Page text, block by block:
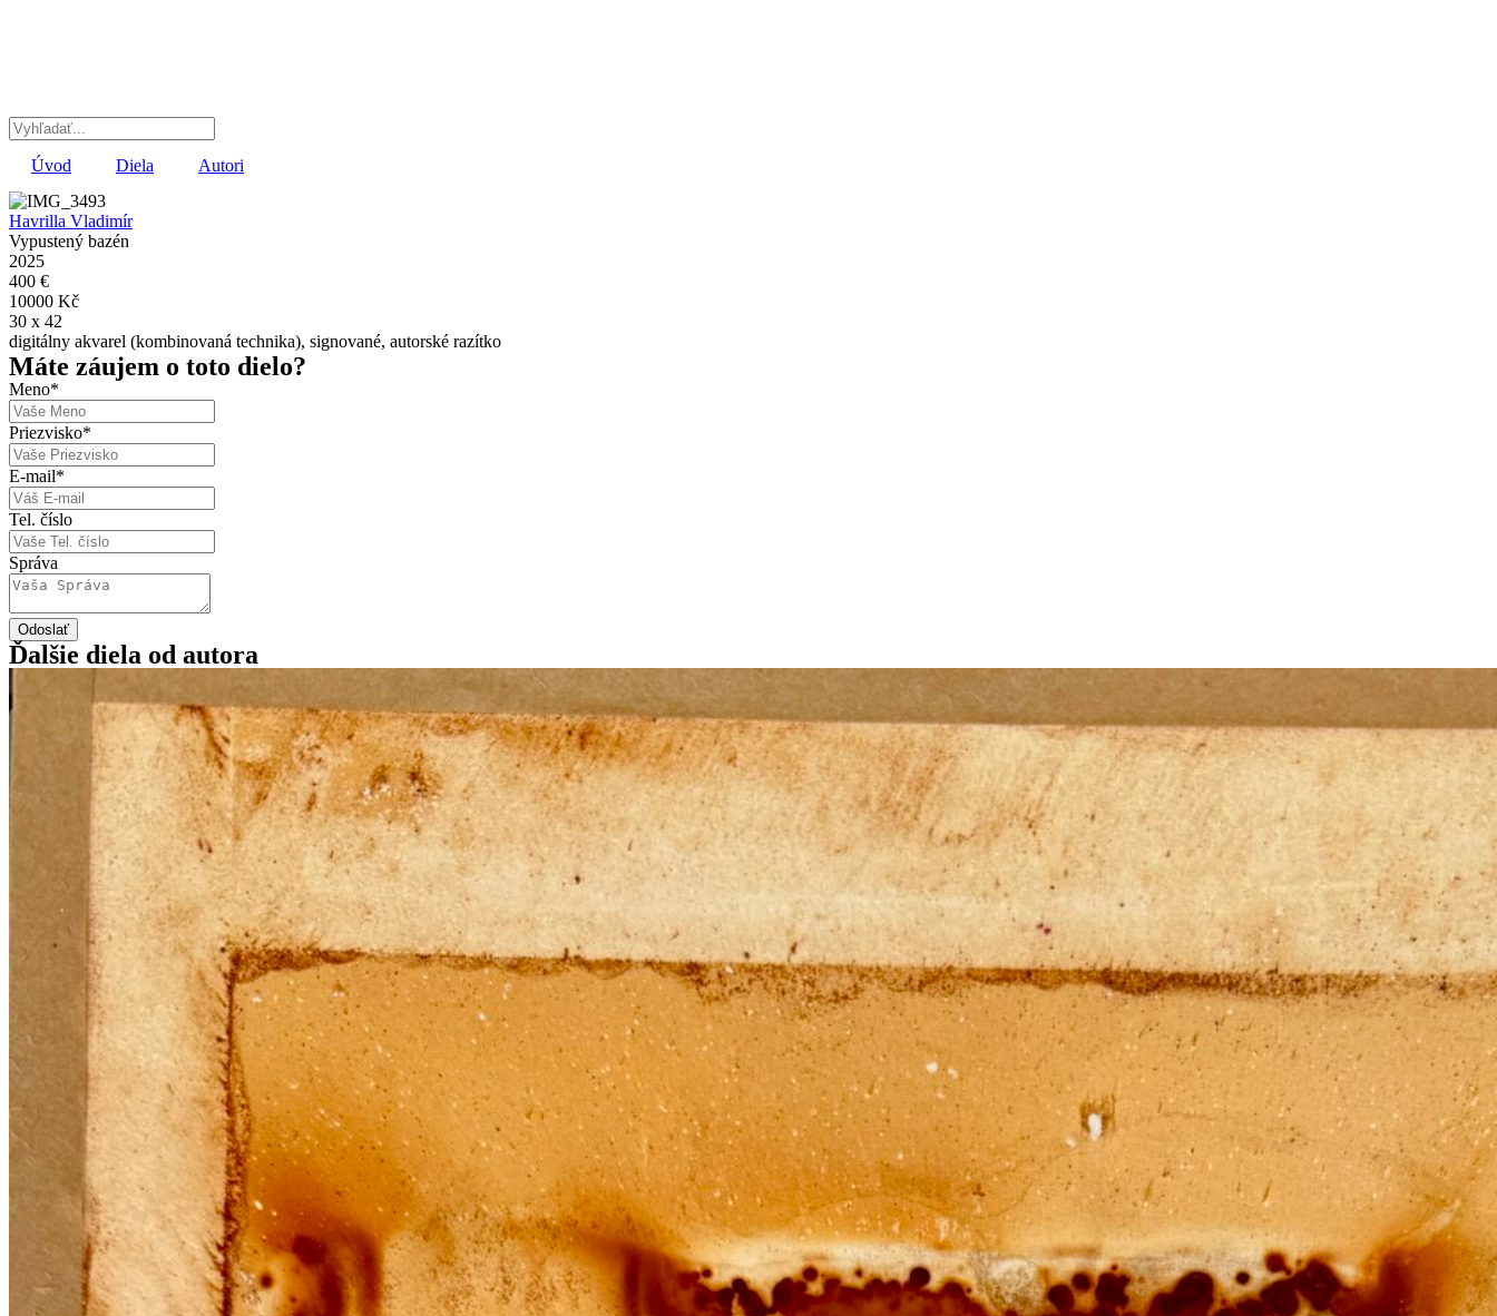
Úvod Diela Autori
Havrilla Vladimír
Vypustený bazén
2025
400 €
10000 Kč
30 x 42
digitálny akvarel (kombinovaná technika), signované, autorské razítko
Máte záujem o toto dielo?
Meno*
Priezvisko*
E-mail*
Tel. číslo
Správa
Odoslať
Ďalšie diela od autora